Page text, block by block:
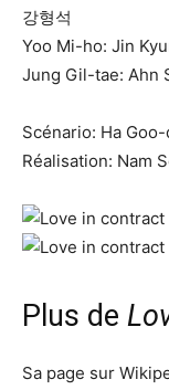
강형석
Yoo Mi-ho: Jin
Jung Gil-tae: Ahn
Scénario: Ha
Réalisation: Nam
Plus de
Sa page sur